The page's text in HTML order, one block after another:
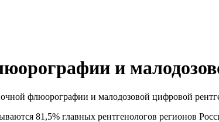
и
флюорографии и малодозовой цифровой
81,5% главных рентгенологов регионов